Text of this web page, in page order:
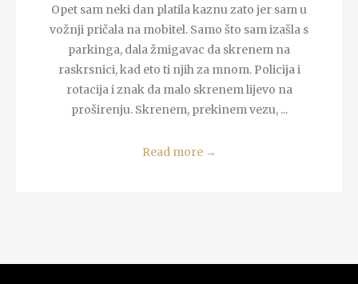
Opet sam neki dan platila kaznu zato jer sam u
vožnji pričala na mobitel. Samo što sam izašla s
parkinga, dala žmigavac da skrenem na
raskrsnici, kad eto ti njih za mnom. Policija i
rotacija i znak da malo skrenem lijevo na
proširenju. Skrenem, prekinem vezu, ...
Read more →